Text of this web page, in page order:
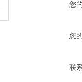
您
您
联